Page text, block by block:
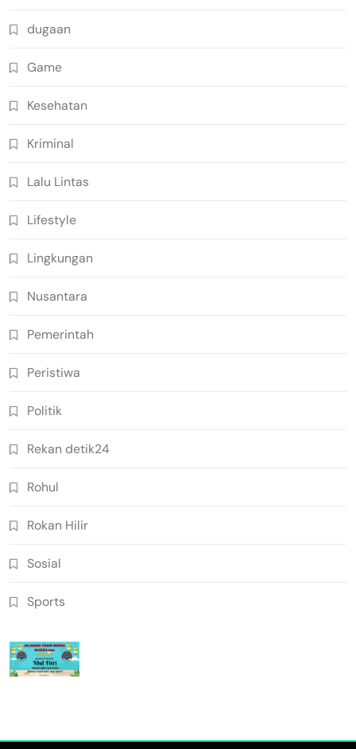
dugaan
Game
Kesehatan
Kriminal
Lalu Lintas
Lifestyle
Lingkungan
Nusantara
Pemerintah
Peristiwa
Politik
Rekan detik24
Rohul
Rokan Hilir
Sosial
Sports